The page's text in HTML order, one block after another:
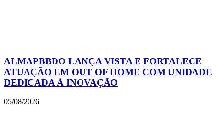
ALMAPBBDO LANÇA VISTA E FORTALECE
ATUAÇÃO EM OUT OF HOME COM UNIDADE
DEDICADA À INOVAÇÃO
05/08/2026